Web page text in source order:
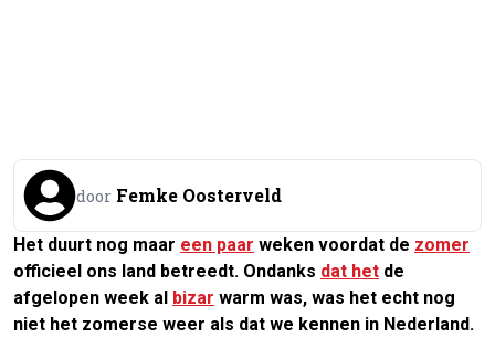
door Femke Oosterveld
Het duurt nog maar een paar weken voordat de zomer
officieel ons land betreedt. Ondanks dat het de
afgelopen week al bizar warm was, was het echt nog
niet het zomerse weer als dat we kennen in Nederland.